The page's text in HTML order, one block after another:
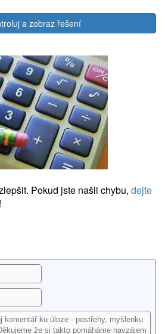
a zobraz řešení
Pokud jste našli chybu, dejte